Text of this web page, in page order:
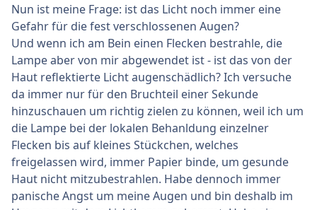
Nun ist meine Frage: ist das Licht noch immer eine
Gefahr für die fest verschlossenen Augen?
Und wenn ich am Bein einen Flecken bestrahle, die
Lampe aber von mir abgewendet ist - ist das von der
Haut reflektierte Licht augenschädlich? Ich versuche
da immer nur für den Bruchteil einer Sekunde
hinzuschauen um richtig zielen zu können, weil ich um
die Lampe bei der lokalen Behanldung einzelner
Flecken bis auf kleines Stückchen, welches
freigelassen wird, immer Papier binde, um gesunde
Haut nicht mitzubestrahlen. Habe dennoch immer
panische Angst um meine Augen und bin deshalb im